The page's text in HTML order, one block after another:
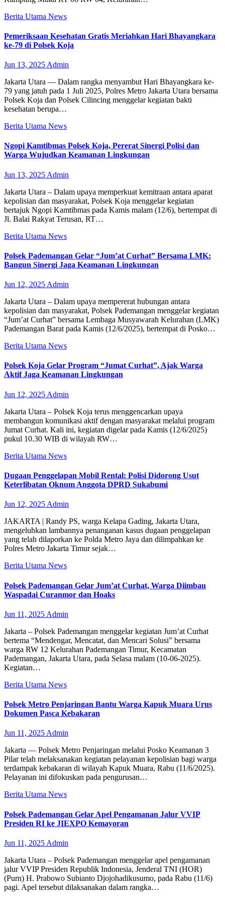
Berita Utama News
Pemeriksaan Kesehatan Gratis Meriahkan Hari Bhayangkara
ke-79 di Polsek Koja
Jun 13, 2025 Admin
Jakarta Utara — Dalam rangka menyambut Hari Bhayangkara ke-
79 yang jatuh pada 1 Juli 2025, Polres Metro Jakarta Utara bersama
Polsek Koja dan Polsek Cilincing menggelar kegiatan bakti
kesehatan berupa…
Berita Utama News
Ngopi Kamtibmas Polsek Koja, Pererat Sinergi Polisi dan
Warga Wujudkan Keamanan Lingkungan
Jun 13, 2025 Admin
Jakarta Utara – Dalam upaya memperkuat kemitraan antara aparat
kepolisian dan masyarakat, Polsek Koja menggelar kegiatan
bertajuk Ngopi Kamtibmas pada Kamis malam (12/6), bertempat di
Jl. Balai Rakyat Terusan, RT…
Berita Utama News
Polsek Pademangan Gelar “Jum’at Curhat” Bersama LMK:
Bangun Sinergi Jaga Keamanan Lingkungan
Jun 12, 2025 Admin
Jakarta Utara – Dalam upaya mempererat hubungan antara
kepolisian dan masyarakat, Polsek Pademangan menggelar kegiatan
“Jum’at Curhat” bersama Lembaga Musyawarah Kelurahan (LMK)
Pademangan Barat pada Kamis (12/6/2025), bertempat di Posko…
Berita Utama News
Polsek Koja Gelar Program “Jumat Curhat”, Ajak Warga
Aktif Jaga Keamanan Lingkungan
Jun 12, 2025 Admin
Jakarta Utara – Polsek Koja terus menggencarkan upaya
membangun komunikasi aktif dengan masyarakat melalui program
Jumat Curhat. Kali ini, kegiatan digelar pada Kamis (12/6/2025)
pukul 10.30 WIB di wilayah RW…
Berita Utama News
Dugaan Penggelapan Mobil Rental: Polisi Didorong Usut
Keterlibatan Oknum Anggota DPRD Sukabumi
Jun 12, 2025 Admin
JAKARTA | Randy PS, warga Kelapa Gading, Jakarta Utara,
mengeluhkan lambannya penanganan kasus dugaan penggelapan
yang telah dilaporkan ke Polda Metro Jaya dan dilimpahkan ke
Polres Metro Jakarta Timur sejak…
Berita Utama News
Polsek Pademangan Gelar Jum’at Curhat, Warga Diimbau
Waspadai Curanmor dan Hoaks
Jun 11, 2025 Admin
Jakarta – Polsek Pademangan menggelar kegiatan Jum’at Curhat
bertema “Mendengar, Mencatat, dan Mencari Solusi” bersama
warga RW 12 Kelurahan Pademangan Timur, Kecamatan
Pademangan, Jakarta Utara, pada Selasa malam (10-06-2025).
Kegiatan…
Berita Utama News
Polsek Metro Penjaringan Bantu Warga Kapuk Muara Urus
Dokumen Pasca Kebakaran
Jun 11, 2025 Admin
Jakarta — Polsek Metro Penjaringan melalui Posko Keamanan 3
Pilar telah melaksanakan kegiatan pelayanan kepolisian bagi warga
terdampak kebakaran di wilayah Kapuk Muara, Rabu (11/6/2025).
Pelayanan ini difokuskan pada pengurusan…
Berita Utama News
Polsek Pademangan Gelar Apel Pengamanan Jalur VVIP
Presiden RI ke JIEXPO Kemayoran
Jun 11, 2025 Admin
Jakarta Utara – Polsek Pademangan menggelar apel pengamanan
jalur VVIP Presiden Republik Indonesia, Jenderal TNI (HOR)
(Purn) H. Prabowo Subianto Djojohadikusumo, pada Rabu (11/6)
pagi. Apel tersebut dilaksanakan dalam rangka…